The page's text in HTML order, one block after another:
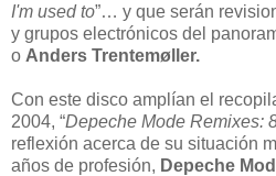
I'm used to”… y que serán
y grupos electrónicos del
o Anders Trentemøller.
Con este disco amplían el
2004, “Depeche Mode Remixes:
reflexión acerca de su situación
años de profesión, Depeche